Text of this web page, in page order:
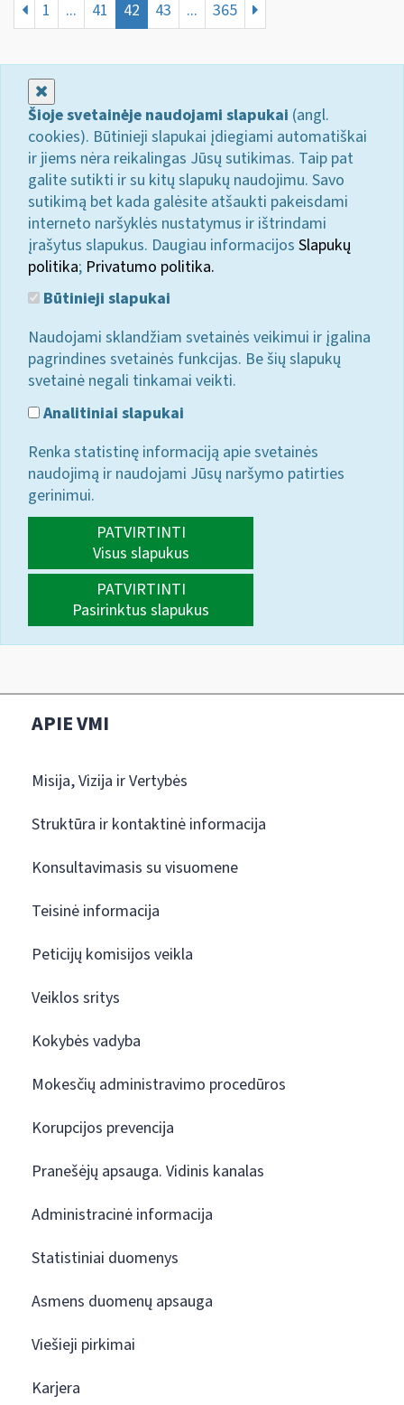
1 ... 41 42 43 ... 365
Šioje svetainėje naudojami slapukai (angl.
cookies). Būtinieji slapukai įdiegiami automatiškai
ir jiems nėra reikalingas Jūsų sutikimas. Taip pat
galite sutikti ir su kitų slapukų naudojimu. Savo
sutikimą bet kada galėsite atšaukti pakeisdami
interneto naršyklės nustatymus ir ištrindami
įrašytus slapukus. Daugiau informacijos Slapukų
politika; Privatumo politika.
Būtinieji slapukai
Naudojami sklandžiam svetainės veikimui ir įgalina
pagrindines svetainės funkcijas. Be šių slapukų
svetainė negali tinkamai veikti.
Analitiniai slapukai
Renka statistinę informaciją apie svetainės
naudojimą ir naudojami Jūsų naršymo patirties
gerinimui.
PATVIRTINTI
Visus slapukus
PATVIRTINTI
Pasirinktus slapukus
APIE VMI
Misija, Vizija ir Vertybės
Struktūra ir kontaktinė informacija
Konsultavimasis su visuomene
Teisinė informacija
Peticijų komisijos veikla
Veiklos sritys
Kokybės vadyba
Mokesčių administravimo procedūros
Korupcijos prevencija
Pranešėjų apsauga. Vidinis kanalas
Administracinė informacija
Statistiniai duomenys
Asmens duomenų apsauga
Viešieji pirkimai
Karjera